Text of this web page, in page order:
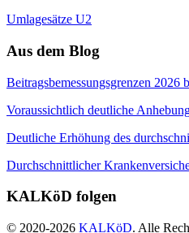
Umlagesätze U2
Aus dem Blog
Beitragsbemessungsgrenzen 2026
Voraussichtlich deutliche
Deutliche Erhöhung des
Durchschnittlicher
KALKöD folgen
© 2020-2026 KALKöD. Alle